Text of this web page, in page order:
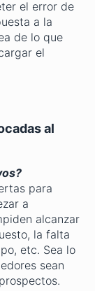
el error de
a la
de lo que
el
al
para
a
alcanzar
la falta
etc. Sea lo
sean